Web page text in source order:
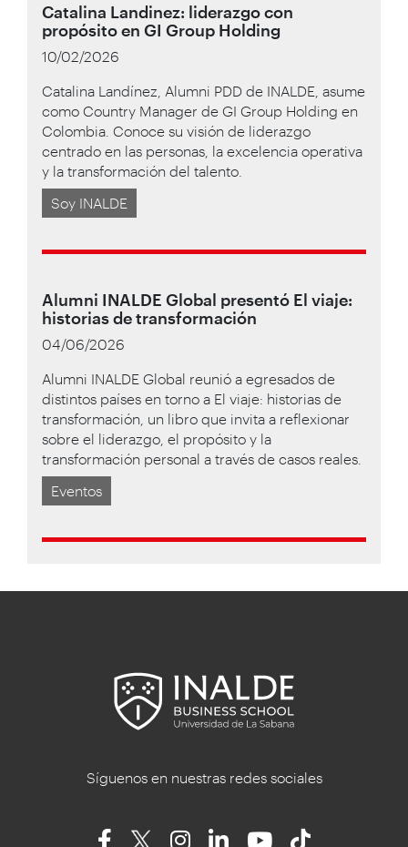
Catalina Landinez: liderazgo con
propósito en GI Group Holding
10/02/2026
Catalina Landínez, Alumni PDD de INALDE, asume
como Country Manager de GI Group Holding en
Colombia. Conoce su visión de liderazgo
centrado en las personas, la excelencia operativa
y la transformación del talento.
Soy INALDE
Alumni INALDE Global presentó El viaje:
historias de transformación
04/06/2026
Alumni INALDE Global reunió a egresados de
distintos países en torno a El viaje: historias de
transformación, un libro que invita a reflexionar
sobre el liderazgo, el propósito y la
transformación personal a través de casos reales.
Eventos
Síguenos en nuestras redes sociales